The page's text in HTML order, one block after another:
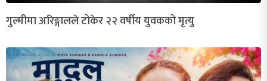
गुल्मीमा अरिङ्गालले टोकेर २२ वर्षीय युवकको मृत्यु